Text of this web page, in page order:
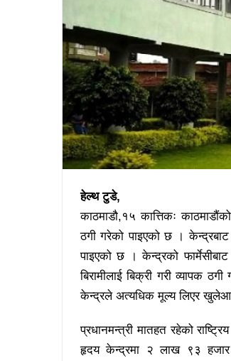
हेल्थ टुडे,
काठमाडौ,१५ कात्तिकः
ठगी गरेको पाइएको छ ।
पाइएको छ । केन्द्रको
बिरामीलाई बिक्री गरी व्यापक
केन्द्रले अत्यधिक मूल्य लिएर
प्रधानमन्त्री मातहत रहेको
हृदय केन्द्रमा २ लाख ९३ हजार